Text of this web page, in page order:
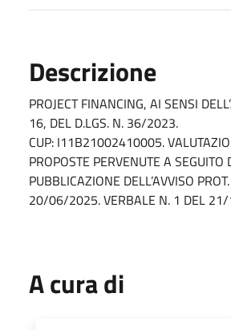
Descrizione
PROJECT FINANCING, AI SENSI
16, DEL D.LGS. N. 36/2023.
CUP: I11B21002410005.
PROPOSTE PERVENUTE A SEGUITO
PUBBLICAZIONE DELL’AVVISO
20/06/2025. VERBALE N. 1 DEL
A cura di